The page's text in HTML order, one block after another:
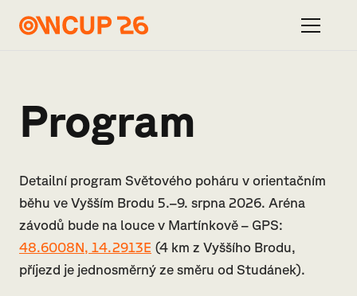
Program
Detailní program Světového poháru v orientačním
běhu ve Vyšším Brodu 5.–9. srpna 2026. Aréna
závodů bude na louce v Martínkově – GPS:
48.6008N, 14.2913E (4 km z Vyššího Brodu,
příjezd je jednosměrný ze směru od Studánek).